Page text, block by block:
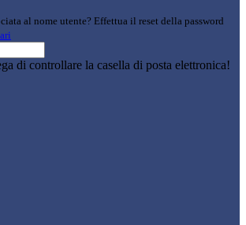
al nome utente? Effettua il reset della password
di controllare la casella di posta elettronica!